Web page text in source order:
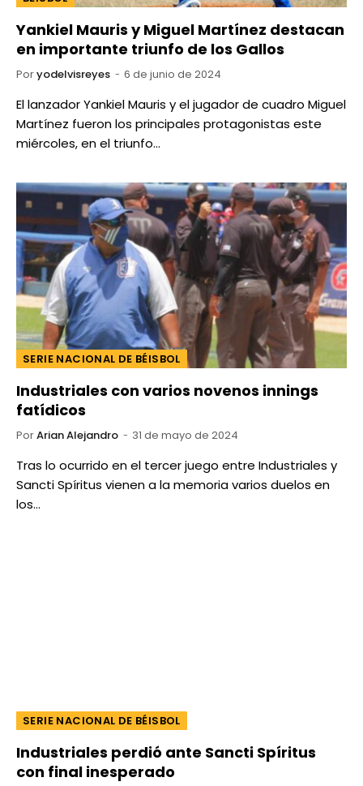
Yankiel Mauris y Miguel Martínez destacan
en importante triunfo de los Gallos
Poryodelvisreyes 6 de junio de 2024
El lanzador Yankiel Mauris y el jugador de cuadro Miguel
Martínez fueron los principales protagonistas este
miércoles, en el triunfo…
SERIE NACIONAL DE BÉISBOL
Industriales con varios novenos innings
fatídicos
PorArian Alejandro 31 de mayo de 2024
Tras lo ocurrido en el tercer juego entre Industriales y
Sancti Spíritus vienen a la memoria varios duelos en
los…
SERIE NACIONAL DE BÉISBOL
Industriales perdió ante Sancti Spíritus
con final inesperado